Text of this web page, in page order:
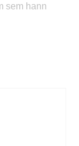
sem hann